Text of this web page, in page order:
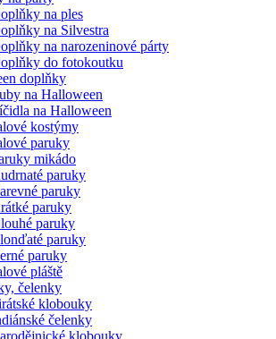
na ples
na Silvestra
na narozeninové párty
do fotokoutku
doplňky
na Halloween
na Halloween
kostýmy
paruky
mikádo
paruky
paruky
paruky
paruky
paruky
paruky
pláště
čelenky
klobouky
čelenky
klobouky